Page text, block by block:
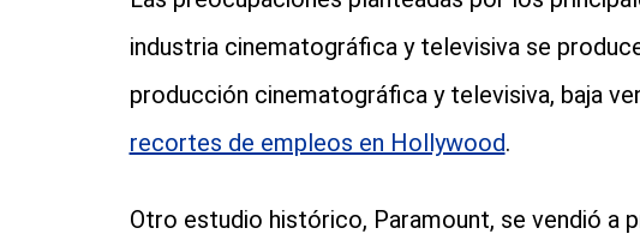
industria cinematográfica y televisiva se
producción cinematográfica y televisiva, baja
recortes de empleos en Hollywood.
Otro estudio histórico, Paramount, se vendió a